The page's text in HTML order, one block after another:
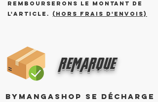
rembourserons le montant de
l'article. (hors frais d'envois)
remarque
ByMangaShop se décharge